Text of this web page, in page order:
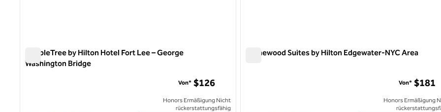
DoubleTree by Hilton Hotel Fort Lee – George
Washington Bridge
Von* $126
Honors Ermäßigung Nicht
rückerstattungsfähig
Homewood Suites by Hilton Edgewater-NYC Area
Von* $181
Honors Ermäßigung